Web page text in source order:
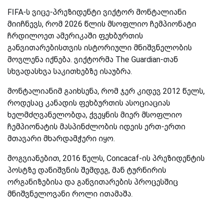
FIFA-ს ვიცე-პრეზიდენტი ვიქტორ მონტალიანი
მიიჩნევს, რომ 2026 წლის მსოფლიო ჩემპიონატი
ჩრდილოეთ ამერიკაში ფეხბურთის
განვითარებისთვის ისტორიული მნიშვნელობის
მოვლენა იქნება. ვიქტორმა The Guardian-თან
სხვადასხვა საკითხებზე ისაუბრა.
მონტალიანიმ გაიხსენა, რომ ჯერ კიდევ 2012 წელს,
როდესაც კანადის ფეხბურთის ასოციაციას
ხელმძღვანელობდა, ქვეყნის მიერ მსოფლიო
ჩემპიონატის მასპინძლობის იდეის ერთ-ერთი
მთავარი მხარდამჭერი იყო.
მოგვიანებით, 2016 წელს, Concacaf-ის პრეზიდენტის
პოსტზე დანიშვნის შემდეგ, მან ტურნირის
ორგანიზებისა და განვითარების პროცესშიც
მნიშვნელოვანი როლი ითამაშა.